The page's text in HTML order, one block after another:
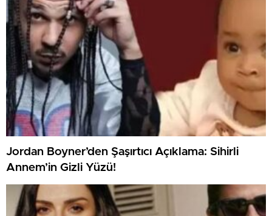
Jordan Boyner’den Şaşırtıcı Açıklama: Sihirli
Annem’in Gizli Yüzü!